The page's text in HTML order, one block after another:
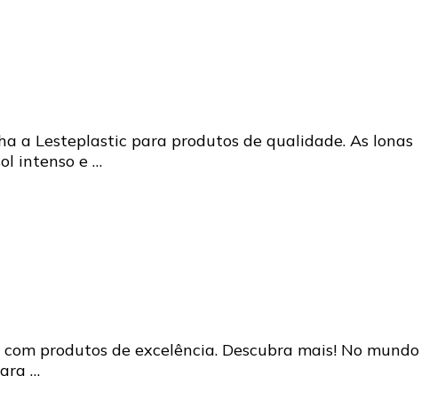
a Lesteplastic para produtos de qualidade. As lonas
intenso e …
produtos de excelência. Descubra mais! No mundo
…